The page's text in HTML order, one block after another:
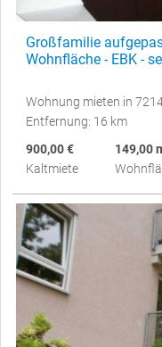
Großfamilie
Wohnfläche - EBK -
Wohnung mieten in
Entfernung: 16 km
900,00 €
Kaltmiete
149,00